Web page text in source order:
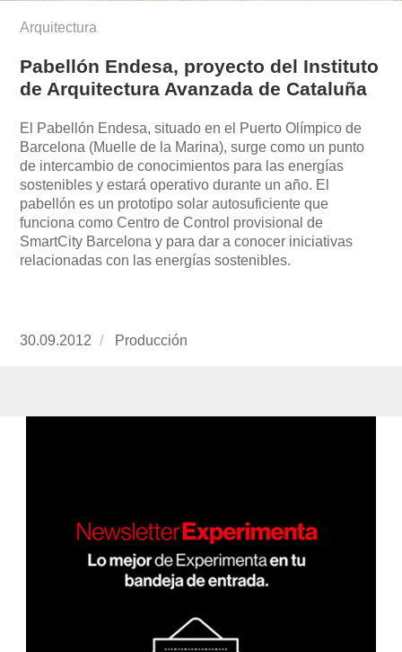
Arquitectura
Pabellón Endesa, proyecto del Instituto
de Arquitectura Avanzada de Cataluña
El Pabellón Endesa, situado en el Puerto Olímpico de
Barcelona (Muelle de la Marina), surge como un punto
de intercambio de conocimientos para las energías
sostenibles y estará operativo durante un año. El
pabellón es un prototipo solar autosuficiente que
funciona como Centro de Control provisional de
SmartCity Barcelona y para dar a conocer iniciativas
relacionadas con las energías sostenibles.
Publicado
30.09.2012 https://www.experimenta.es/author/
Producción